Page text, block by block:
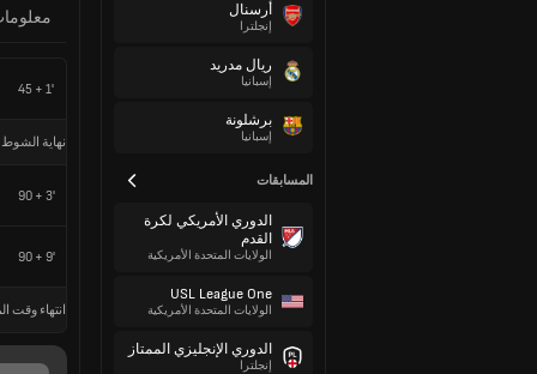
أرسنال
إنجلترا
ريال مدريد
إسبانيا
برشلونة
إسبانيا
المسابقات
الدوري الأمريكي لكرة
القدم
الولايات المتحدة الأمريكية
USL League One
الولايات المتحدة الأمريكية
الدوري الإنجليزي الممتاز
إنجلترا
45 + 1'
نهاية الشوط
90 + 3'
90 + 9'
انتهاء وقت